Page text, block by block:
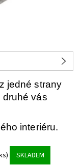
jedné strany
druhé vás
interiéru.
SKLADEM